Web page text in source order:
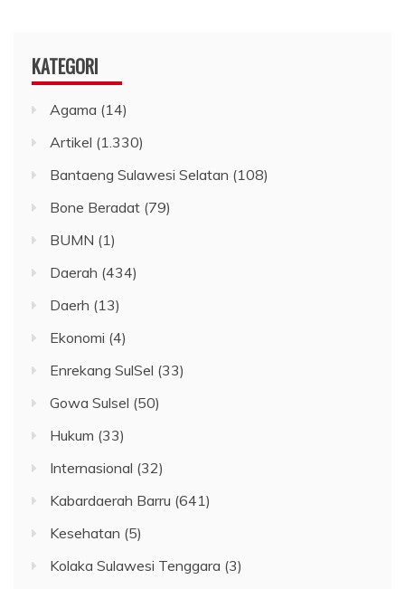
KATEGORI
Agama (14)
Artikel (1.330)
Bantaeng Sulawesi Selatan (108)
Bone Beradat (79)
BUMN (1)
Daerah (434)
Daerh (13)
Ekonomi (4)
Enrekang SulSel (33)
Gowa Sulsel (50)
Hukum (33)
Internasional (32)
Kabardaerah Barru (641)
Kesehatan (5)
Kolaka Sulawesi Tenggara (3)